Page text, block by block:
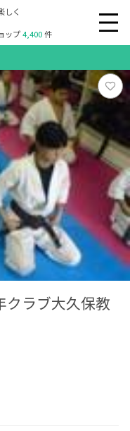
しく
ップ4,400件
クラブ大久保教